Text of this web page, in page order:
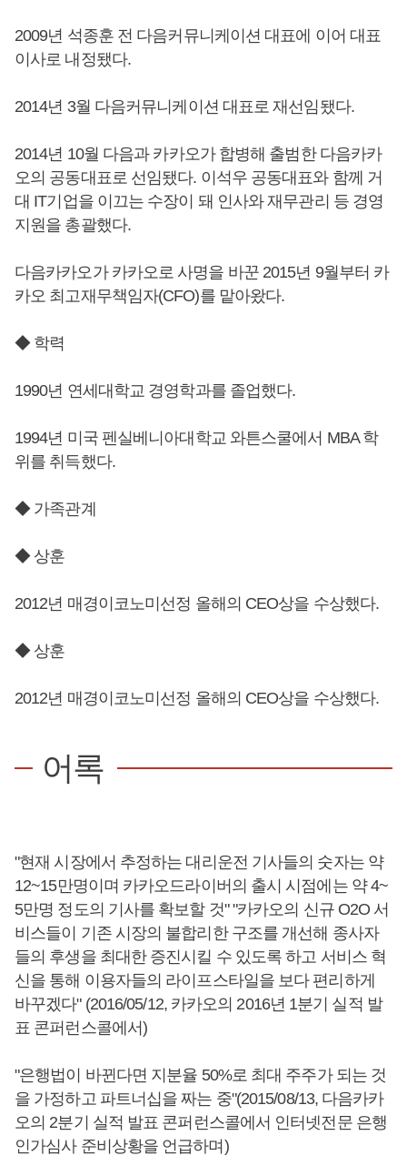
2009년 석종훈 전 다음커뮤니케이션 대표에 이어 대표
이사로 내정됐다.
2014년 3월 다음커뮤니케이션 대표로 재선임됐다.
2014년 10월 다음과 카카오가 합병해 출범한 다음카카
오의 공동대표로 선임됐다. 이석우 공동대표와 함께 거
대 IT기업을 이끄는 수장이 돼 인사와 재무관리 등 경영
지원을 총괄했다.
다음카카오가 카카오로 사명을 바꾼 2015년 9월부터 카
카오 최고재무책임자(CFO)를 맡아왔다.
◆ 학력
1990년 연세대학교 경영학과를 졸업했다.
1994년 미국 펜실베니아대학교 와튼스쿨에서 MBA 학
위를 취득했다.
◆ 가족관계
◆ 상훈
2012년 매경이코노미선정 올해의 CEO상을 수상했다.
◆ 상훈
2012년 매경이코노미선정 올해의 CEO상을 수상했다.
어록
"현재 시장에서 추정하는 대리운전 기사들의 숫자는 약
12~15만명이며 카카오드라이버의 출시 시점에는 약 4~
5만명 정도의 기사를 확보할 것" "카카오의 신규 O2O 서
비스들이 기존 시장의 불합리한 구조를 개선해 종사자
들의 후생을 최대한 증진시킬 수 있도록 하고 서비스 혁
신을 통해 이용자들의 라이프스타일을 보다 편리하게
바꾸겠다" (2016/05/12, 카카오의 2016년 1분기 실적 발
표 콘퍼런스콜에서)
"은행법이 바뀐다면 지분율 50%로 최대 주주가 되는 것
을 가정하고 파트너십을 짜는 중"(2015/08/13, 다음카카
오의 2분기 실적 발표 콘퍼런스콜에서 인터넷전문 은행
인가심사 준비상황을 언급하며)